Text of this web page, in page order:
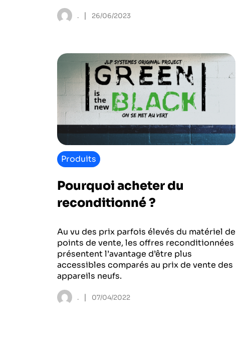
. | 26/06/2023
Produits
Pourquoi acheter du
reconditionné ?
Au vu des prix parfois élevés du matériel de
points de vente, les offres reconditionnées
présentent l’avantage d’être plus
accessibles comparés au prix de vente des
appareils neufs.
. | 07/04/2022